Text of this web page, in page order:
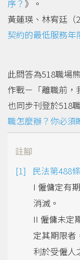
序？ 》。
黃蓮瑛、林宥廷（
契約的最低服務年
此問答為518職場
作戰－「離職前，
也同步刊登於518
職怎麼辦？你必須
註腳
民法第488條
I 僱傭定有
消滅。
II 僱傭未定
定其期限者
利於受僱人